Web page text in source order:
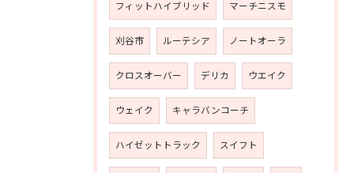
フィットハイブリッド マーチニスモ
刈谷市 ルーテシア ノートオーラ
クロスオーバー デリカ ウエイク
ウェイク キャラバンコーチ
ハイゼットトラック スイフト